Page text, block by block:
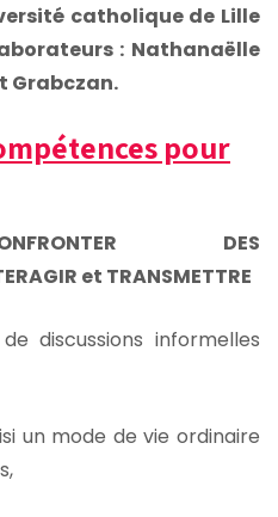
catholique de Lille
: Nathanaëlle
Grabczan.
pour
DES
et TRANSMETTRE
discussions informelles
un mode de vie ordinaire